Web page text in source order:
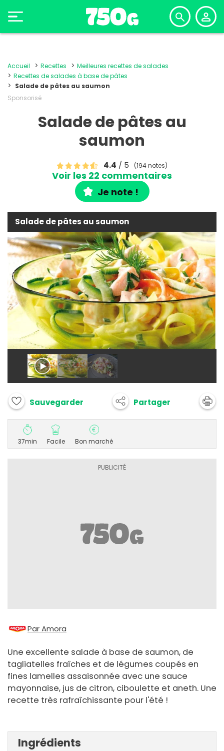
Accueil Recettes
Meilleures recettes de salades
Recettes de salades à base de pâtes
Salade de pâtes au saumon
Sponsorisé
Salade de pâtes au
saumon
4.4 / 5 (194 notes)
Voir les 22 commentaires
Je note !
Salade de pâtes au saumon
Sauvegarder Partager
37min Facile Bon marché
Par Amora
Une excellente salade à base de saumon, de
tagliatelles fraîches et de légumes coupés en
fines lamelles assaisonnée avec une sauce
mayonnaise, jus de citron, ciboulette et aneth. Une
recette très rafraîchissante pour l'été !
Ingrédients